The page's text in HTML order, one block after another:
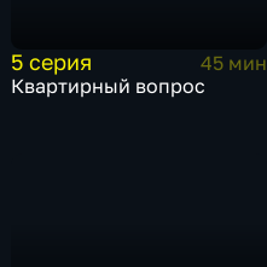
5 серия
45 мин
Квартирный вопрос